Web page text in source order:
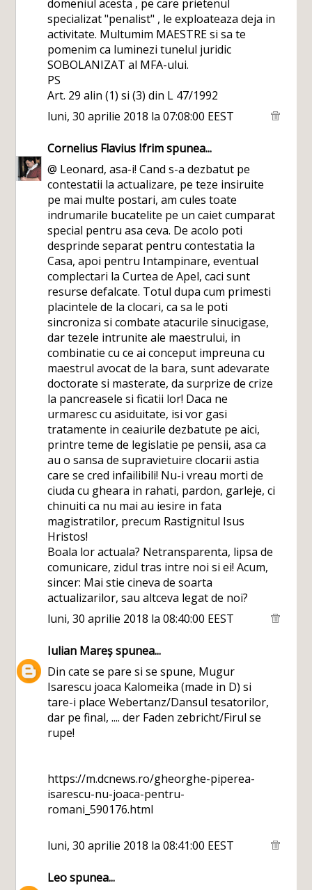
domeniul acesta , pe care prietenul
specializat "penalist" , le exploateaza deja in
activitate. Multumim MAESTRE si sa te
pomenim ca luminezi tunelul juridic
SOBOLANIZAT al MFA-ului.
PS
Art. 29 alin (1) si (3) din L 47/1992
luni, 30 aprilie 2018 la 07:08:00 EEST
Cornelius Flavius Ifrimspunea...
@ Leonard, asa-i! Cand s-a dezbatut pe
contestatii la actualizare, pe teze insiruite
pe mai multe postari, am cules toate
indrumarile bucatelite pe un caiet cumparat
special pentru asa ceva. De acolo poti
desprinde separat pentru contestatia la
Casa, apoi pentru Intampinare, eventual
complectari la Curtea de Apel, caci sunt
resurse defalcate. Totul dupa cum primesti
placintele de la clocari, ca sa le poti
sincroniza si combate atacurile sinucigase,
dar tezele intrunite ale maestrului, in
combinatie cu ce ai conceput impreuna cu
maestrul avocat de la bara, sunt adevarate
doctorate si masterate, da surprize de crize
la pancreasele si ficatii lor! Daca ne
urmaresc cu asiduitate, isi vor gasi
tratamente in ceaiurile dezbatute pe aici,
printre teme de legislatie pe pensii, asa ca
au o sansa de supravietuire clocarii astia
care se cred infailibili! Nu-i vreau morti de
ciuda cu gheara in rahati, pardon, garleje, ci
chinuiti ca nu mai au iesire in fata
magistratilor, precum Rastignitul Isus
Hristos!
Boala lor actuala? Netransparenta, lipsa de
comunicare, zidul tras intre noi si ei! Acum,
sincer: Mai stie cineva de soarta
actualizarilor, sau altceva legat de noi?
luni, 30 aprilie 2018 la 08:40:00 EEST
Iulian Mareșspunea...
Din cate se pare si se spune, Mugur
Isarescu joaca Kalomeika (made in D) si
tare-i place Webertanz/Dansul tesatorilor,
dar pe final, .... der Faden zebricht/Firul se
rupe!
https://m.dcnews.ro/gheorghe-piperea-
isarescu-nu-joaca-pentru-
romani_590176.html
luni, 30 aprilie 2018 la 08:41:00 EEST
Leospunea...